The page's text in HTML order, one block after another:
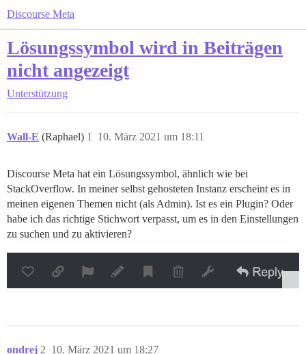
Discourse Meta
Lösungssymbol wird in Beiträgen
nicht angezeigt
Unterstützung
Wall-E (Raphael) 10. März 2021 um 18:11
1
Discourse Meta hat ein Lösungssymbol, ähnlich wie bei
StackOverflow. In meiner selbst gehosteten Instanz erscheint es in
meinen eigenen Themen nicht (als Admin). Ist es ein Plugin? Oder
habe ich das richtige Stichwort verpasst, um es in den Einstellungen
zu suchen und zu aktivieren?
ondrej 10. März 2021 um 18:27
2